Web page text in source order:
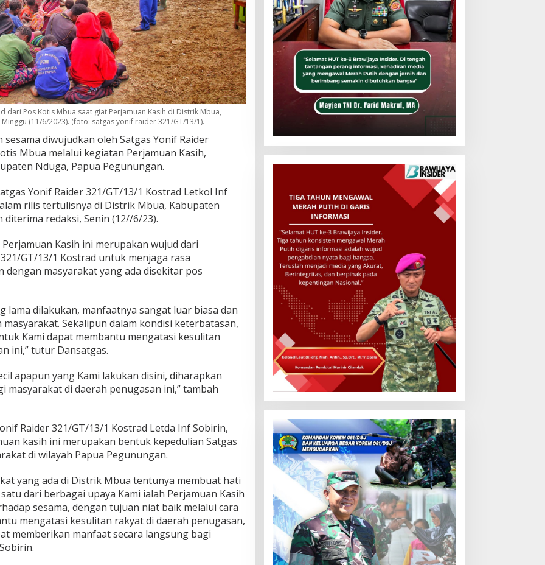
dari Pos Kotis Mbua saat giat Perjamuan Kasih di Distrik Mbua,
(11/6/2023). (foto: satgas yonif raider 321/GT/13/1).
diwujudkan oleh Satgas Yonif Raider
Mbua melalui kegiatan Perjamuan Kasih,
Nduga, Papua Pegunungan.
Yonif Raider 321/GT/13/1 Kostrad Letkol Inf
rilis tertulisnya di Distrik Mbua, Kabupaten
redaksi, Senin (12//6/23).
Kasih ini merupakan wujud dari
GT/13/1 Kostrad untuk menjaga rasa
dengan masyarakat yang ada disekitar pos
lama dilakukan, manfaatnya sangat luar biasa dan
Sekalipun dalam kondisi keterbatasan,
Kami dapat membantu mengatasi kesulitan
ini,” tutur Dansatgas.
apapun yang Kami lakukan disini, diharapkan
masyarakat di daerah penugasan ini,” tambah
Raider 321/GT/13/1 Kostrad Letda Inf Sobirin,
kasih ini merupakan bentuk kepedulian Satgas
di wilayah Papua Pegunungan.
yang ada di Distrik Mbua tentunya membuat hati
dari berbagai upaya Kami ialah Perjamuan Kasih
sesama, dengan tujuan niat baik melalui cara
mengatasi kesulitan rakyat di daerah penugasan,
memberikan manfaat secara langsung bagi